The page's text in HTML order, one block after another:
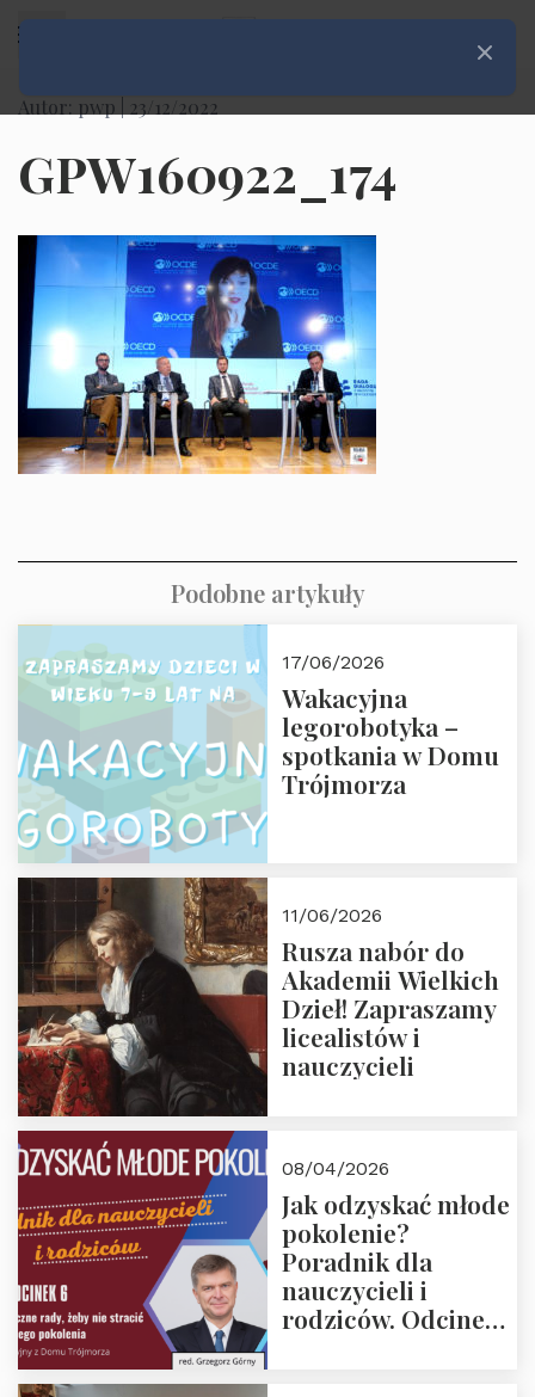
Autor: pwp | 23/12/2022
GPW160922_174
Podobne artykuły
17/06/2026
Wakacyjna
legorobotyka –
spotkania w Domu
Trójmorza
11/06/2026
Rusza nabór do
Akademii Wielkich
Dzieł! Zapraszamy
licealistów i
nauczycieli
08/04/2026
Jak odzyskać młode
pokolenie?
Poradnik dla
nauczycieli i
rodziców. Odcinek
Zamknij